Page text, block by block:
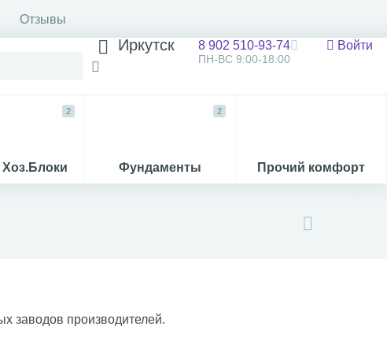
Отзывы
Иркутск 8 902 510-93-74
ПН-ВС 9:00-18:00
Войти
Хоз.Блоки
2
Фундаменты
2
Прочий комфорт
заводов производителей.